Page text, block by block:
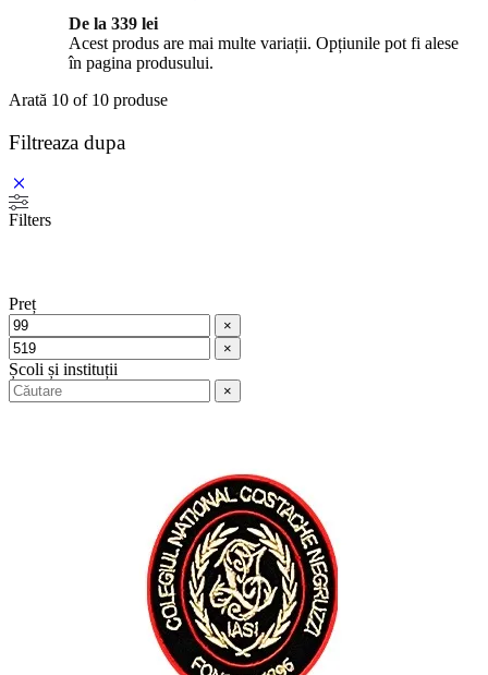
De la 339 lei
Acest produs are mai multe variații. Opțiunile pot fi alese
în pagina produsului.
Arată 10 of 10 produse
Filtreaza dupa
Filters
Preț
×
×
Școli și instituții
×